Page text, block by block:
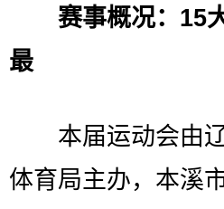
赛事概况：15
最
本届运动会由辽
体育局主办，本溪